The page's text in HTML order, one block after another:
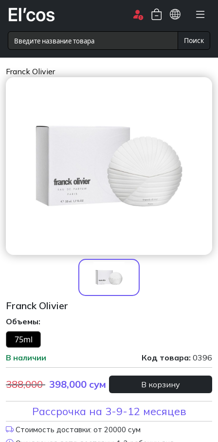
Поиск
Franck Olivier
Franck Olivier
Объемы:
75ml
В наличии Код товара: 0396
388,000 398,000 сум В корзину
Рассрочка на 3-9-12 месяцев
Стоимость доставки: от 20000 сум